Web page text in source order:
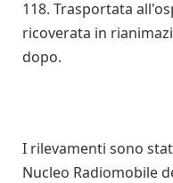
118. Trasportata
ricoverata in
dopo.
I rilevamenti sono
Nucleo Radiomobile